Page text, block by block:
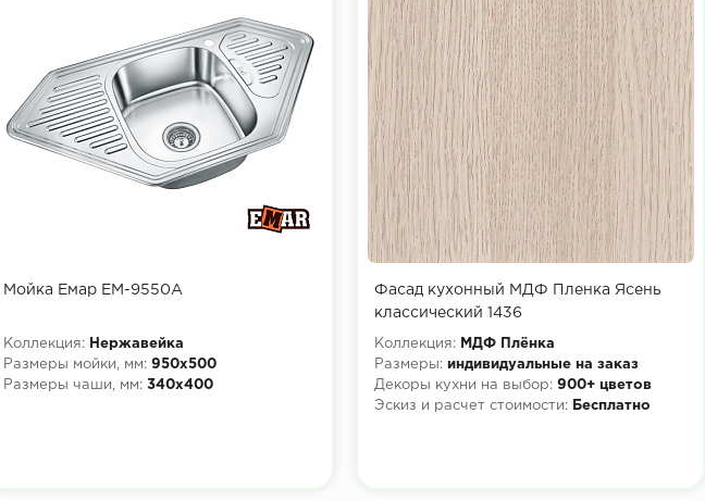
Мойка Емар ЕМ-9550А
Коллекция:
Нержавейка
Размеры мойки, мм: 950х500
Размеры чаши, мм: 340х400
Фасад кухонный МДФ Пленка Ясень
классический 1436
Коллекция:
МДФ Плёнка
Размеры: индивидуальные на заказ
Декоры кухни на выбор: 900+ цветов
Эскиз и расчет стоимости:
Бесплатно